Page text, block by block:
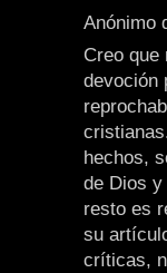
Anónimo
Creo que
devoción
hechos,
de Dios
resto es
su
críticas,